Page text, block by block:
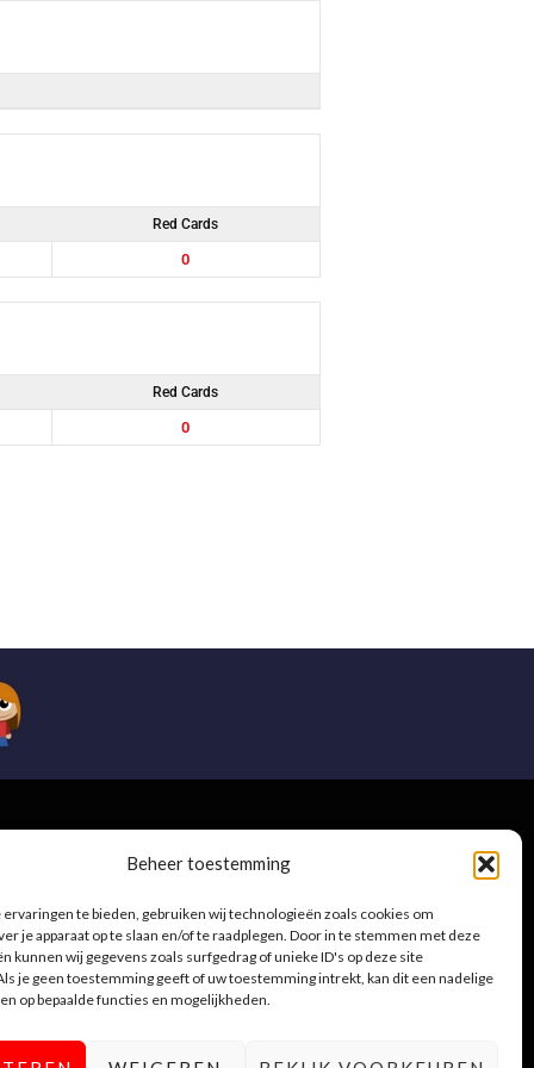
Beheer toestemming
ervaringen te bieden, gebruiken wij technologieën zoals cookies om
je apparaat op te slaan en/of te raadplegen. Door in te stemmen met deze
kunnen wij gegevens zoals surfgedrag of unieke ID's op deze site
je geen toestemming geeft of uw toestemming intrekt, kan dit een nadelige
op bepaalde functies en mogelijkheden.
Red Cards
0
Red Cards
0